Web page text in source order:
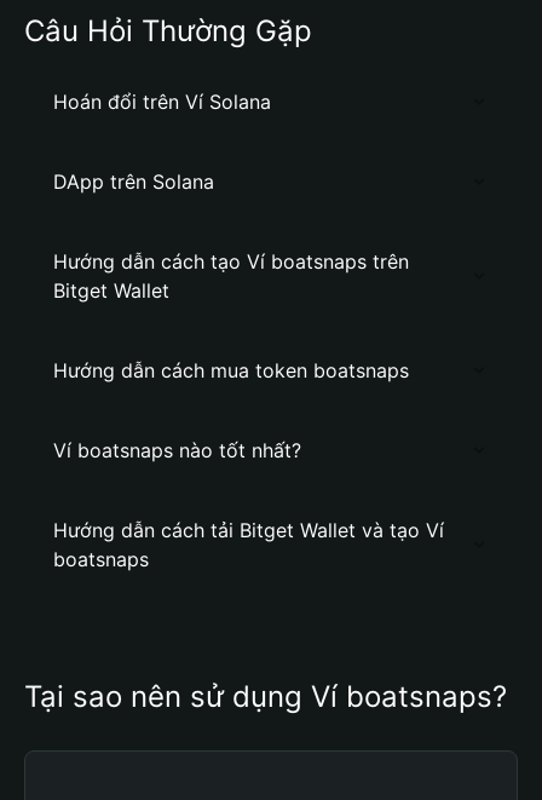
Câu Hỏi Thường Gặp
Hoán đổi trên Ví Solana
DApp trên Solana
Hướng dẫn cách tạo Ví boatsnaps trên
Bitget Wallet
Hướng dẫn cách mua token boatsnaps
Ví boatsnaps nào tốt nhất?
Hướng dẫn cách tải Bitget Wallet và tạo Ví
boatsnaps
Tại sao nên sử dụng Ví boatsnaps?